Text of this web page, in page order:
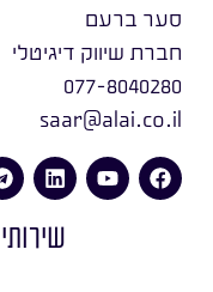
סער ברעם
חברת שיווק דיגיטלי
077-8040280
saar@alai.co.il